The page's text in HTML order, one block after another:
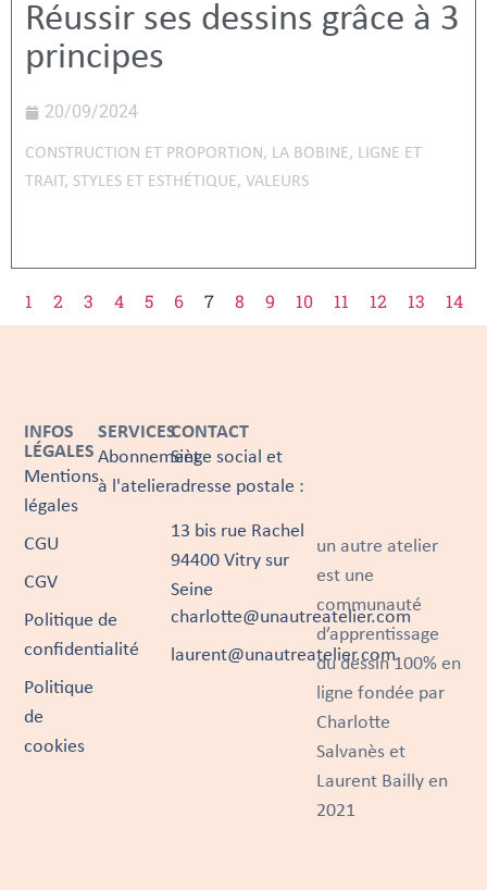
Réussir ses dessins grâce à 3
principes
20/09/2024
CONSTRUCTION ET PROPORTION, LA BOBINE, LIGNE ET
TRAIT, STYLES ET ESTHÉTIQUE, VALEURS
1 2 3 4 5 6 7 8 9 10 11 12 13 14
un autre atelier
est une
communauté
d’apprentissage
du dessin 100% en
ligne fondée par
Charlotte
Salvanès et
Laurent Bailly en
2021
SERVICES
Abonnement
à l'atelier
INFOS
LÉGALES
Mentions
légales
CGU
CGV
Politique de
confidentialité
Politique
de
cookies
CONTACT
Siège social et
adresse postale :
13 bis rue Rachel
94400 Vitry sur
Seine
charlotte@unautreatelier.com
laurent@unautreatelier.com